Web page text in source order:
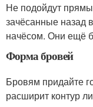
Не подойдут
зачёсанные назад
начёсом. Они ещё
Форма бровей
Бровям придайте
расширит контур